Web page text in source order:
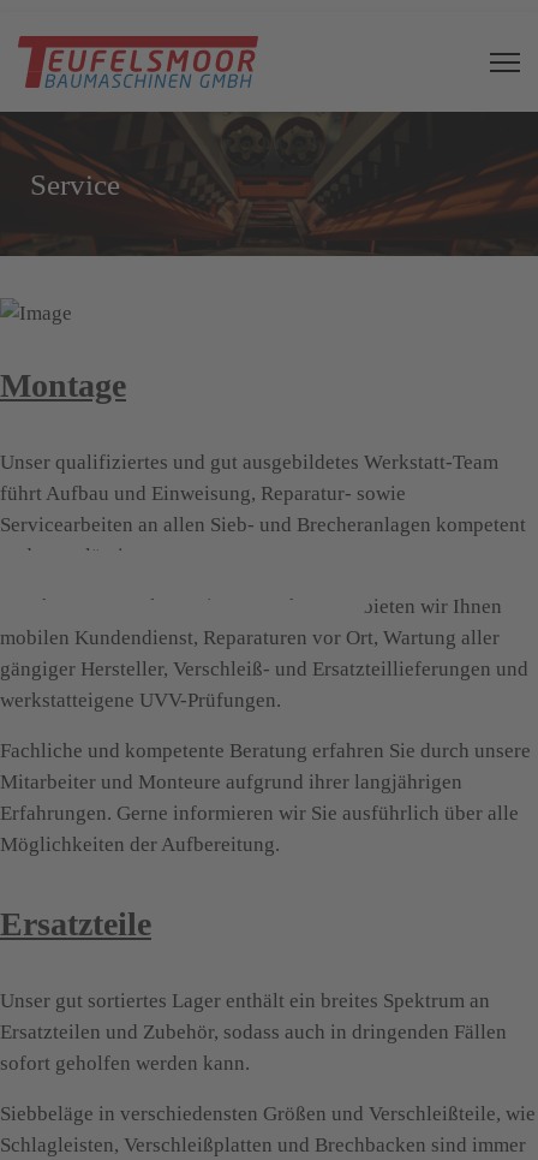
Service
Montage
Unser qualifiziertes und gut ausgebildetes Werkstatt-Team
führt Aufbau und Einweisung, Reparatur- sowie
Servicearbeiten an allen Sieb- und Brecheranlagen kompetent
und zuverlässig aus.
Durch unsere werkstatteigenen Fahrzeuge bieten wir Ihnen
mobilen Kundendienst, Reparaturen vor Ort, Wartung aller
gängiger Hersteller, Verschleiß- und Ersatzteillieferungen und
werkstatteigene UVV-Prüfungen.
Fachliche und kompetente Beratung erfahren Sie durch unsere
Mitarbeiter und Monteure aufgrund ihrer langjährigen
Erfahrungen. Gerne informieren wir Sie ausführlich über alle
Möglichkeiten der Aufbereitung.
Ersatzteile
Unser gut sortiertes Lager enthält ein breites Spektrum an
Ersatzteilen und Zubehör, sodass auch in dringenden Fällen
sofort geholfen werden kann.
Siebbeläge in verschiedensten Größen und Verschleißteile, wie
Schlagleisten, Verschleißplatten und Brechbacken sind immer